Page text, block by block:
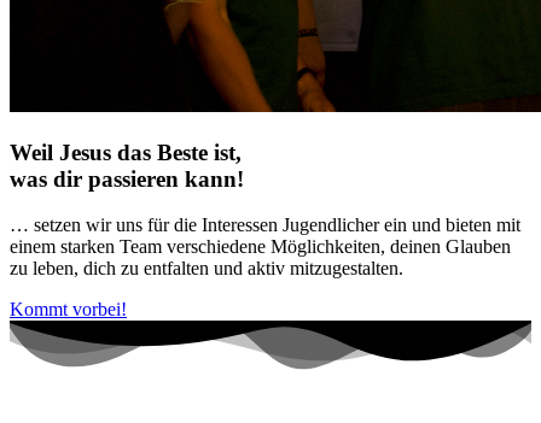
Weil Jesus das Beste ist,
was dir passieren kann!
… setzen wir uns für die Interessen Jugendlicher ein und bieten mit
einem starken Team verschiedene Möglichkeiten, deinen Glauben
zu leben, dich zu entfalten und aktiv mitzugestalten.
Kommt vorbei!